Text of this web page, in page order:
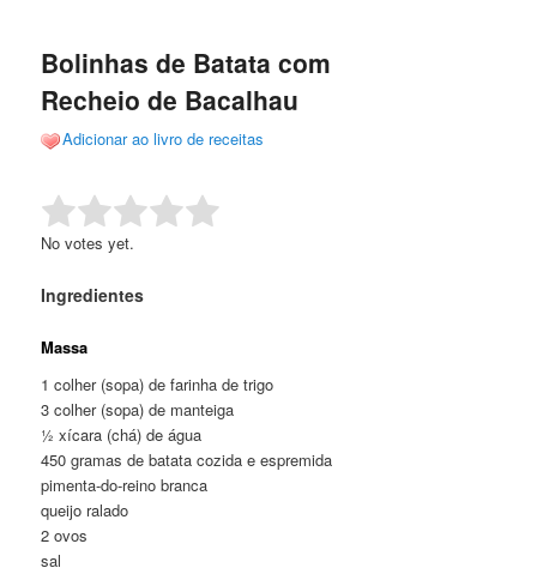
conteúdo
conteúdo
Bolinhas de Batata com
Recheio de Bacalhau
Adicionar ao livro de receitas
Rate this item: Submit Rating
No votes yet.
Ingredientes
Massa
1 colher (sopa) de farinha de trigo
3 colher (sopa) de manteiga
½ xícara (chá) de água
450 gramas de batata cozida e espremida
pimenta-do-reino branca
queijo ralado
2 ovos
sal